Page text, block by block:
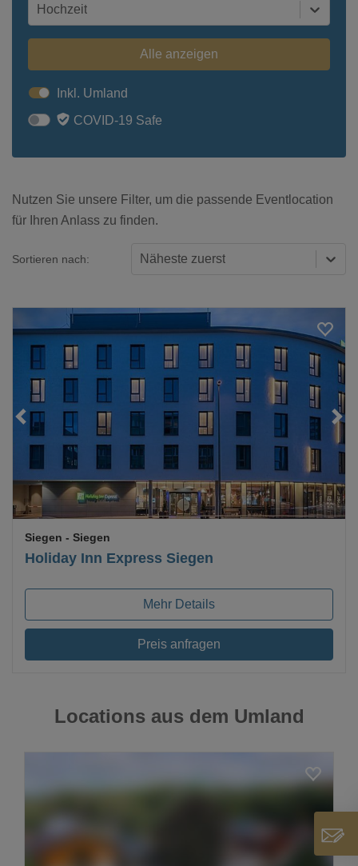
Hochzeit
Alle anzeigen
Inkl. Umland
COVID-19 Safe
Nutzen Sie unsere Filter, um die passende Eventlocation
für Ihren Anlass zu finden.
Sortieren nach: Näheste zuerst
Loading...
Holiday Inn Express Siegen
Siegen - Siegen
Mehr Details
Preis anfragen
Locations aus dem Umland